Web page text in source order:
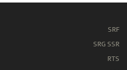
SRF
SRG SSR
RTS